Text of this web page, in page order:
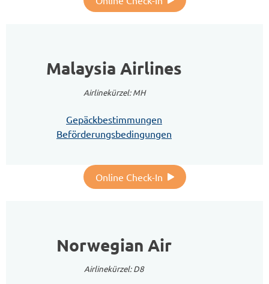
Malaysia Airlines
Airlinekürzel: MH
Gepäckbestimmungen
Beförderungsbedingungen
Online Check-In
Norwegian Air
Airlinekürzel: D8